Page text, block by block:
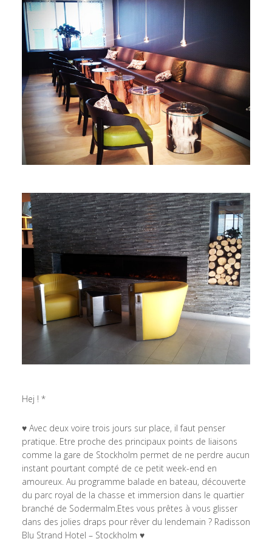
Hej ! *
♥ Avec deux voire trois jours sur place, il faut penser
pratique. Etre proche des principaux points de liaisons
comme la gare de Stockholm permet de ne perdre aucun
instant pourtant compté de ce petit week-end en
amoureux. Au programme balade en bateau, découverte
du parc royal de la chasse et immersion dans le quartier
branché de Sodermalm.Etes vous prêtes à vous glisser
dans des jolies draps pour rêver du lendemain ? Radisson
Blu Strand Hotel – Stockholm ♥